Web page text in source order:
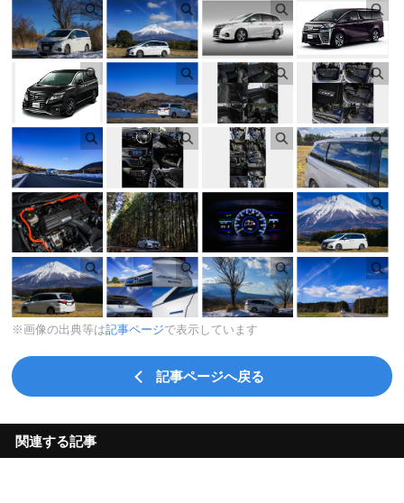
※画像の出典等は記事ページで表示しています
記事ページへ戻る
関連する記事